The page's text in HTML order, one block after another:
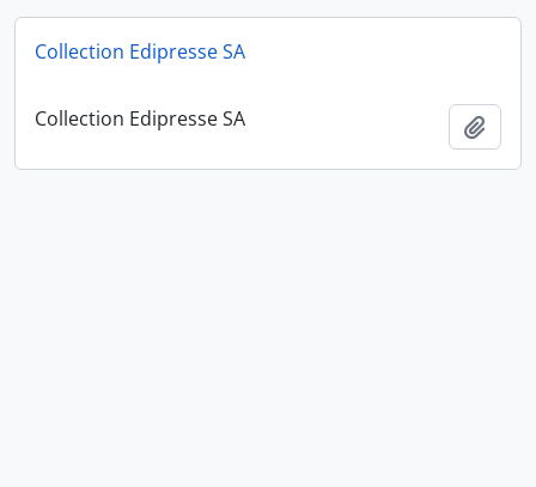
Collection Edipresse SA
Collection Edipresse SA